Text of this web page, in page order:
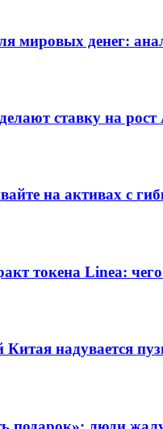
мировых денег:
ставку на рост
на активах с
токена Linea:
надувается